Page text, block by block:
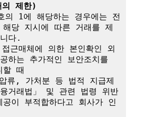
제한)
1에 해당하는 경우에는 전
해당 지시에 따른 거래를 제
다.
근매체에 의한 본인확인 외
하는 추가적인 보안조치를
할 때
류, 가처분 등 법적 지급제
거래법」 및 관련 법령 위반
공이 부적합하다고 회사가 인